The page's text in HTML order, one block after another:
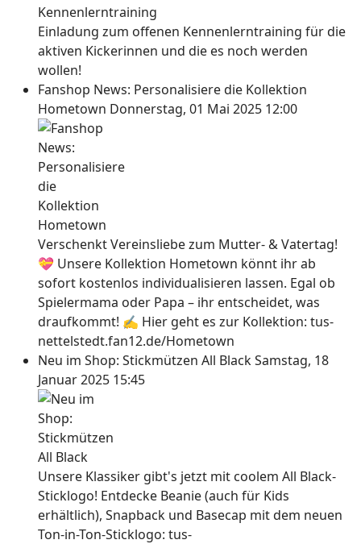
Einladung zum offenen Kennenlerntraining für die
aktiven Kickerinnen und die es noch werden
wollen!
Fanshop News: Personalisiere die Kollektion
Hometown Donnerstag, 01 Mai 2025 12:00
Verschenkt Vereinsliebe zum Mutter- & Vatertag!
💝 Unsere Kollektion Hometown könnt ihr ab
sofort kostenlos individualisieren lassen. Egal ob
Spielermama oder Papa – ihr entscheidet, was
draufkommt! ✍ Hier geht es zur Kollektion: tus-
nettelstedt.fan12.de/Hometown
Neu im Shop: Stickmützen All BlackSamstag, 18
Januar 2025 15:45
Unsere Klassiker gibt's jetzt mit coolem All Black-
Sticklogo! Entdecke Beanie (auch für Kids
erhältlich), Snapback und Basecap mit dem neuen
Ton-in-Ton-Sticklogo: tus-